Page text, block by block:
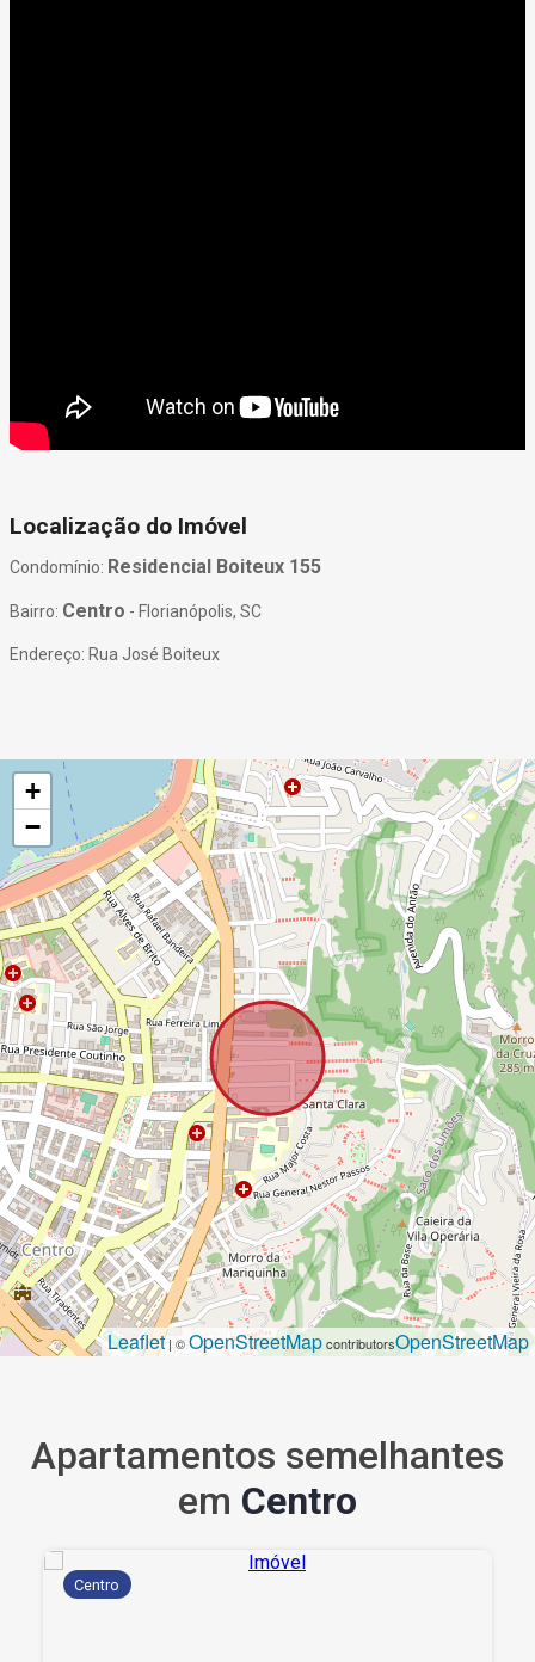
Localização do Imóvel
Condomínio: Residencial Boiteux 155
Bairro: Centro - Florianópolis, SC
Endereço: Rua José Boiteux
+
−
Leaflet| ©OpenStreetMapcontributorsOpenStreetMap
Apartamentos semelhantes
em Centro
Centro